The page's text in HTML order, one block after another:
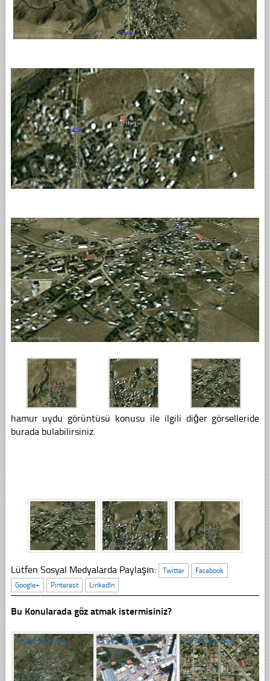
hamur uydu görüntüsü konusu ile ilgili diğer görselleride
burada bulabilirsiniz.
Lütfen Sosyal Medyalarda Paylaşın: Twitter
Facebook
Google+
Pinterest LinkedIn
Bu Konularada göz atmak istermisiniz?
☐283 Tıklanma ☐455 Tıklanma ☐379 Tıklanma